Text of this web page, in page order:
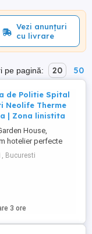
Vezi anunțuri
cu livrare
pe pagină: 20 50
de Politie Spital
Neolife Therme
| Zona linistita
House,
hotelier perfecte
și confortabilă, cu
departe de agitatia
alegi? Intimitate și
decomandate într-o
și grădină,
Bucuresti
3 ore